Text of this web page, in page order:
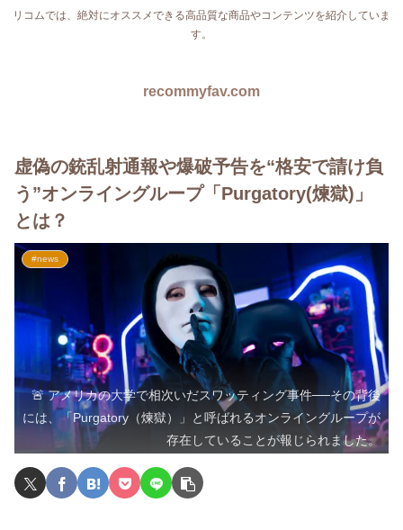
リコムでは、絶対にオススメできる高品質な商品やコンテンツを紹介していま
す。
recommyfav.com
虚偽の銃乱射通報や爆破予告を“格安で請け負
う”オンライングループ「Purgatory(煉獄)」
とは？
#news
🚨 アメリカの大学で相次いだスワッティング事件──その背後
には、「Purgatory（煉獄）」と呼ばれるオンライングループが
存在していることが報じられました。